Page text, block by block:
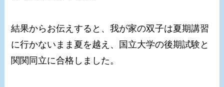
結果からお伝えすると、我が家の双子は夏期講習
に行かないまま夏を越え、国立大学の後期試験と
関関同立に合格しました。